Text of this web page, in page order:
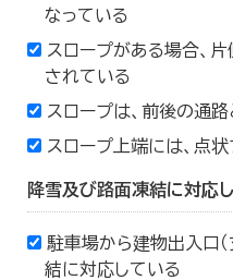
なっている
スロープがある場合、
されている
スロープは、前後の通
スロープ上端には、点
降雪及び路面凍結に対応
駐車場から建物出入口
結に対応している